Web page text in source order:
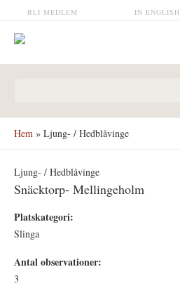
Hoppa till huvudinnehåll IN ENGLISH
BLI MEDLEM
Hem » Ljung- / Hedblåvinge
Ljung- / Hedblåvinge
Snäcktorp- Mellingeholm
Platskategori:
Slinga
Antal observationer:
3